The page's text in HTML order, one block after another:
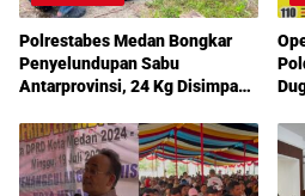
Polrestabes Medan Bongkar
Penyelundupan Sabu
Antarprovinsi, 24 Kg Disimpan